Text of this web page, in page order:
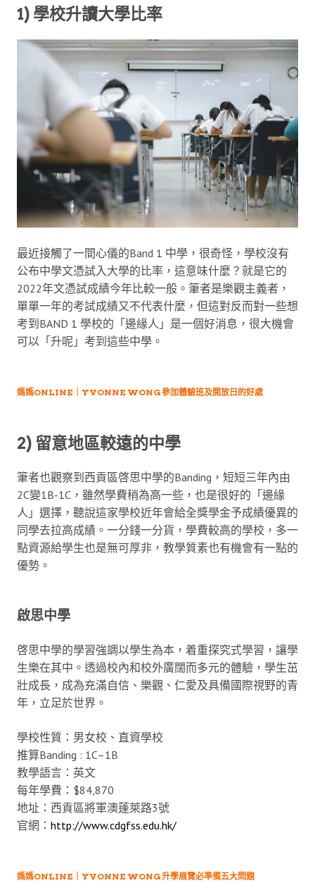
1) 學校升讀大學比率
最近接觸了一間心儀的Band 1 中學，很奇怪，學校沒有
公布中學文憑試入大學的比率，這意味什麼？就是它的
2022年文憑試成績今年比較一般。筆者是樂觀主義者，
單單一年的考試成績又不代表什麼，但這對反而對一些想
考到BAND 1 學校的「邊緣人」是一個好消息，很大機會
可以「升呢」考到這些中學。
媽媽ONLINE｜YVONNE WONG 參加體驗班及開放日的好處
2) 留意地區較遠的中學
筆者也觀察到西貢區啓思中學的Banding，短短三年內由
2C變1B-1C，雖然學費稍為高一些，也是很好的「邊緣
人」選擇，聽說這家學校近年會給全獎學金予成績優異的
同學去拉高成績。一分錢一分貨，學費較高的學校，多一
點資源給學生也是無可厚非，教學質素也有機會有一點的
優勢。
啟思中學
啓思中學的學習強調以學生為本，着重探究式學習，讓學
生樂在其中。透過校內和校外廣闊而多元的體驗，學生茁
壯成長，成為充滿自信、樂觀、仁愛及具備國際視野的青
年，立足於世界。
學校性質：男女校、直資學校
推算Banding : 1C–1B
教學語言：英文
每年學費：$84,870
地址：西貢區將軍澳蓬萊路3號
官網： http://www.cdgfss.edu.hk/
媽媽ONLINE｜YVONNE WONG 升學展覽必準備五大問題